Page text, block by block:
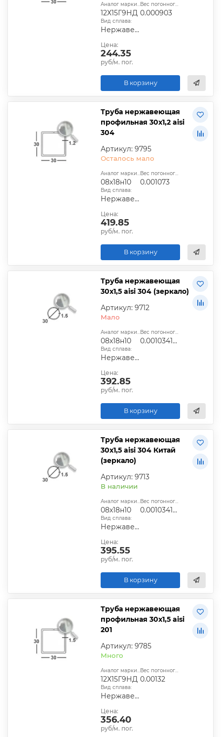
Аналог марки стали:
12Х15Г9НД
Вес погонного метра, т.:
0.000903
Вид сплава:
Нержавеющий
Цена:
244.35
руб/м. пог.
В корзину
Труба нержавеющая
профильная 30х1,2 aisi
304
Артикул: 9795
Осталось мало
Аналог марки стали:
08х18н10
Вес погонного метра, т.:
0.001073
Вид сплава:
Нержавеющий
Цена:
419.85
руб/м. пог.
В корзину
Труба нержавеющая
30х1,5 aisi 304 (зеркало)
Артикул: 9712
Мало
Аналог марки стали:
08х18н10
Вес погонного метра, т.:
0.0010341225
Вид сплава:
Нержавеющий
Цена:
392.85
руб/м. пог.
В корзину
Труба нержавеющая
30х1,5 aisi 304 Китай
(зеркало)
Артикул: 9713
В наличии
Аналог марки стали:
08х18н10
Вес погонного метра, т.:
0.0010341225
Вид сплава:
Нержавеющий
Цена:
395.55
руб/м. пог.
В корзину
Труба нержавеющая
профильная 30х1,5 aisi
201
Артикул: 9785
Много
Аналог марки стали:
12Х15Г9НД
Вес погонного метра, т.:
0.00132
Вид сплава:
Нержавеющий
Цена:
356.40
руб/м. пог.